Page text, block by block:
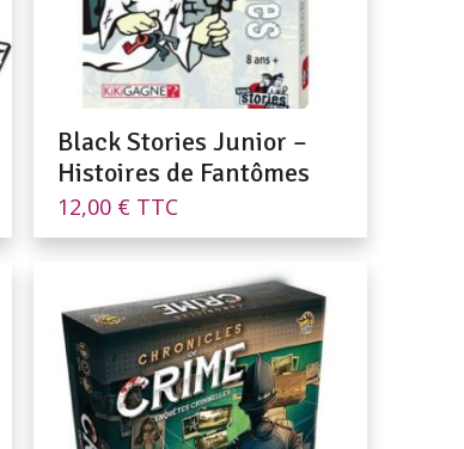
Black Stories Junior –
Histoires de Fantômes
12,00 € TTC